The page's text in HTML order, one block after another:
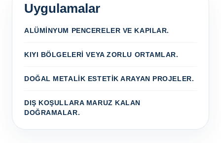
Uygulamalar
ALÜMINYUM PENCERELER VE KAPILAR.
KIYI BÖLGELERI VEYA ZORLU ORTAMLAR.
DOĞAL METALIK ESTETIK ARAYAN PROJELER.
DIŞ KOŞULLARA MARUZ KALAN
DOĞRAMALAR.